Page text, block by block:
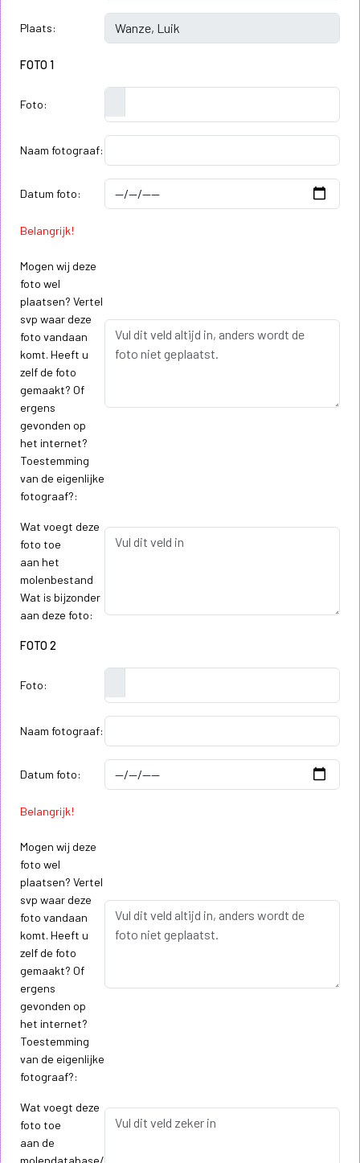
Plaats:
FOTO 1
Foto:
Naam fotograaf:
Datum foto:
Belangrijk!
Mogen wij deze
foto wel
plaatsen? Vertel
svp waar deze
foto vandaan
komt. Heeft u
zelf de foto
gemaakt? Of
ergens
gevonden op
het internet?
Toestemming
van de eigenlijke
fotograaf?:
Wat voegt deze
foto toe
aan het
molenbestand
Wat is bijzonder
aan deze foto:
FOTO 2
Foto:
Naam fotograaf:
Datum foto:
Belangrijk!
Mogen wij deze
foto wel
plaatsen? Vertel
svp waar deze
foto vandaan
komt. Heeft u
zelf de foto
gemaakt? Of
ergens
gevonden op
het internet?
Toestemming
van de eigenlijke
fotograaf?:
Wat voegt deze
foto toe
aan de
molendatabase/